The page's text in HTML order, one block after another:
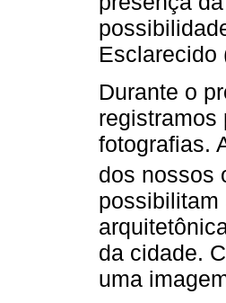
Esclarecido
Durante o
registramos
fotografias.
dos nossos
possibilitam
da cidade.
uma